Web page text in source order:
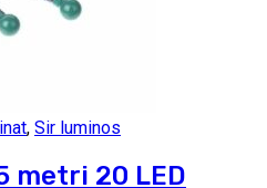
, Sir luminos
metri 20 LED